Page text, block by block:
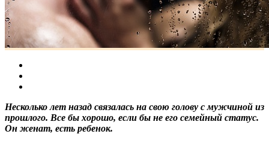
Несколько лет назад связалась на свою голову с мужчиной из
прошлого. Все бы хорошо, если бы не его семейный статус.
Он женат, есть ребенок.